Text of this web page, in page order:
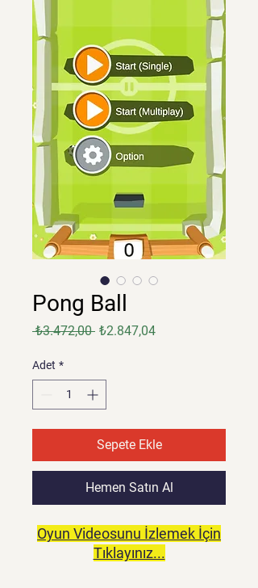
Pong Ball
₺3.472,00 Normal
₺2.847,04İndirimli
Adet *
Sepete Ekle
Hemen Satın Al
Oyun Videosunu İzlemek İçin
Tıklayınız...